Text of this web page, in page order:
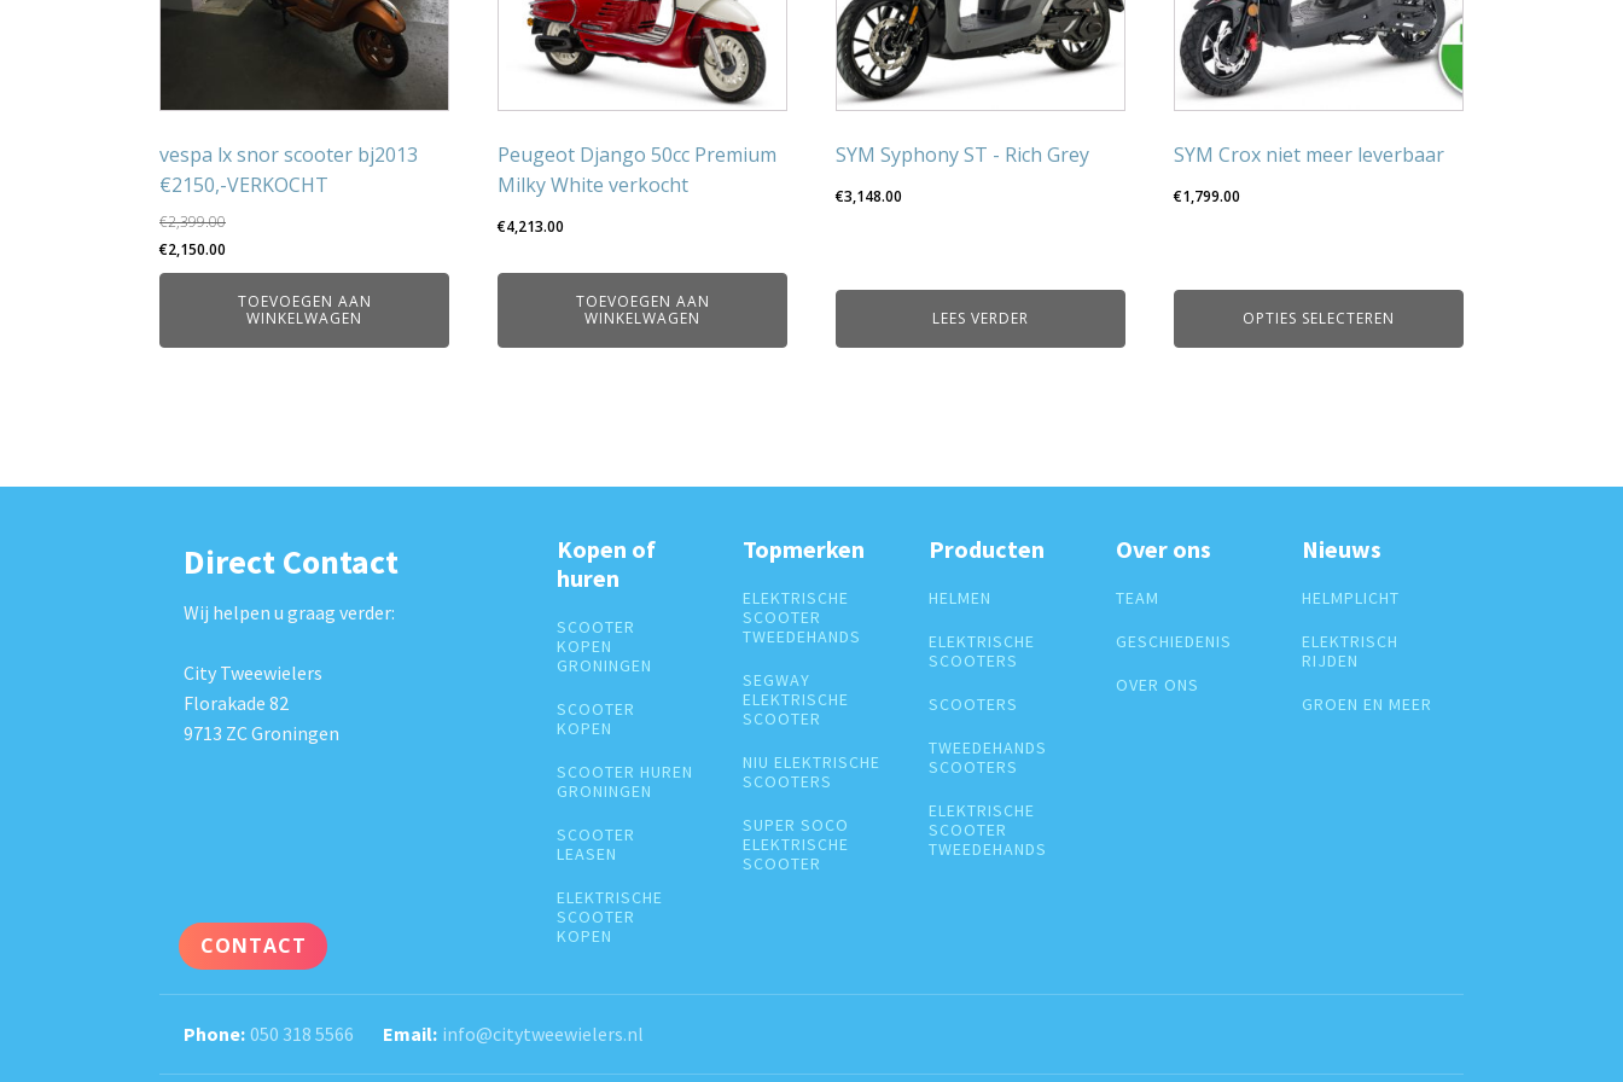
vespa lx snor scooter bj2013
€2150,-VERKOCHT
€2,399.00
Oorspronkelijke
prijs
€2,150.00
prijs
is:TOEVOEGEN AAN
WINKELWAGEN
Peugeot Django 50cc Premium
Milky White verkocht
€4,213.00
TOEVOEGEN AAN
WINKELWAGEN
SYM Syphony ST - Rich Grey
€3,148.00
LEES VERDER
SYM Crox niet meer leverbaar
€1,799.00
OPTIES SELECTEREN
optie
kan
gekozen
worden
de
productpagina
Direct Contact
Wij helpen u graag verder:
City Tweewielers
Florakade 82
9713 ZC Groningen
CONTACT
Kopen of
huren
SCOOTER
KOPEN
GRONINGEN
SCOOTER
KOPEN
SCOOTER HUREN
GRONINGEN
SCOOTER
LEASEN
ELEKTRISCHE
SCOOTER
KOPEN
Topmerken
ELEKTRISCHE
SCOOTER
TWEEDEHANDS
SEGWAY
ELEKTRISCHE
SCOOTER
NIU ELEKTRISCHE
SCOOTERS
SUPER SOCO
ELEKTRISCHE
SCOOTER
Producten
HELMEN
ELEKTRISCHE
SCOOTERS
SCOOTERS
TWEEDEHANDS
SCOOTERS
ELEKTRISCHE
SCOOTER
TWEEDEHANDS
Over ons
TEAM
GESCHIEDENIS
OVER ONS
Nieuws
HELMPLICHT
ELEKTRISCH
RIJDEN
GROEN EN MEER
050 318 5566 info@citytweewielers.nl